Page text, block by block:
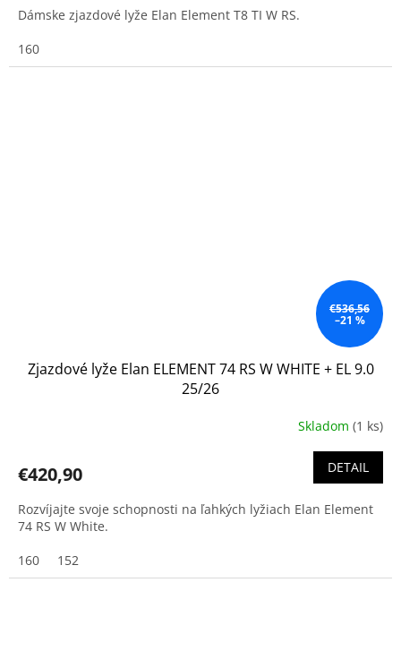
Dámske zjazdové lyže Elan Element T8 TI W RS.
160
€536,56
–21 %
Zjazdové lyže Elan ELEMENT 74 RS W WHITE + EL 9.0
25/26
Skladom (1 ks)
€420,90 DETAIL
Rozvíjajte svoje schopnosti na ľahkých lyžiach Elan Element
74 RS W White.
160
152